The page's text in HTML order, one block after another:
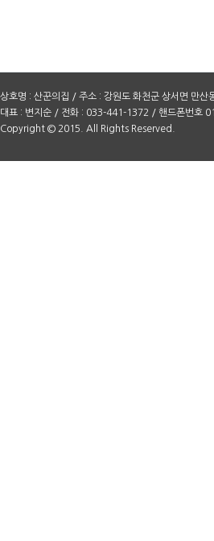
상호명 : 산꾼의집 / 주소 : 강원도 화천군 상서면 만산
대표 : 변지순 / 전화 : 033-441-1372 / 핸드폰번
Copyright © 2015. All Rights Reserved.